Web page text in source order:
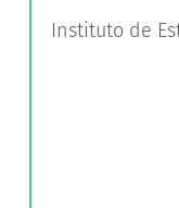
Instituto de